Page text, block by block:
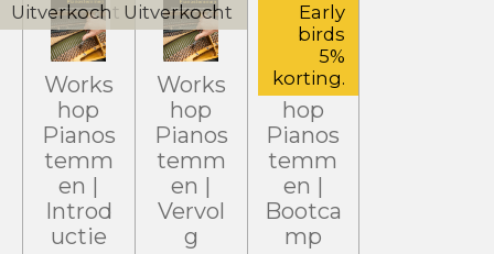
Uitverkocht
Works
hop
Pianos
temm
en |
Introd
uctie
Uitverkocht
Works
hop
Pianos
temm
en |
Vervol
g
Early
birds
5%
korting.
Works
hop
Pianos
temm
en |
Bootca
mp